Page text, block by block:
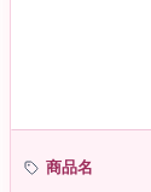
商品名